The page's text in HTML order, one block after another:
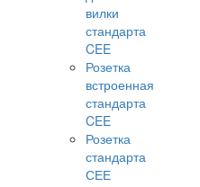
вилки
стандарта
CEE
Розетка
встроенная
стандарта
CEE
Розетка
стандарта
СЕЕ